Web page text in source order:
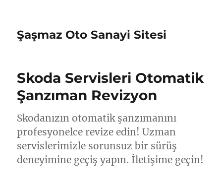
Şaşmaz Oto Sanayi Sitesi
Skoda Servisleri Otomatik
Şanzıman Revizyon
Skodanızın otomatik şanzımanını
profesyonelce revize edin! Uzman
servislerimizle sorunsuz bir sürüş
deneyimine geçiş yapın. İletişime geçin!